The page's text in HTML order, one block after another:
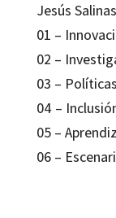
Jesús
01 –
02 –
03 –
04 –
05 –
06 –